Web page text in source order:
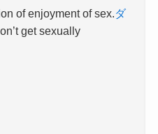
of enjoyment of sex.ダ
get sexually